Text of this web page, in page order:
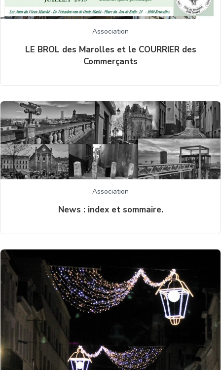
Association
LE BROL des Marolles et le COURRIER des
Commerçants
Association
News : index et sommaire.